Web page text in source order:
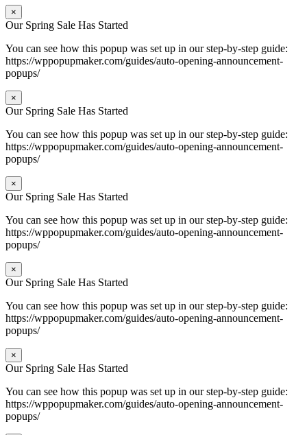
×
Our Spring Sale Has Started
You can see how this popup was set up in our step-by-step guide:
https://wppopupmaker.com/guides/auto-opening-announcement-
popups/
×
Our Spring Sale Has Started
You can see how this popup was set up in our step-by-step guide:
https://wppopupmaker.com/guides/auto-opening-announcement-
popups/
×
Our Spring Sale Has Started
You can see how this popup was set up in our step-by-step guide:
https://wppopupmaker.com/guides/auto-opening-announcement-
popups/
×
Our Spring Sale Has Started
You can see how this popup was set up in our step-by-step guide:
https://wppopupmaker.com/guides/auto-opening-announcement-
popups/
×
Our Spring Sale Has Started
You can see how this popup was set up in our step-by-step guide:
https://wppopupmaker.com/guides/auto-opening-announcement-
popups/